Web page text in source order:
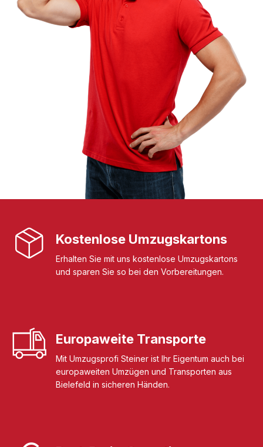
Kostenlose Umzugskartons
Erhalten Sie mit uns kostenlose Umzugskartons
und sparen Sie so bei den Vorbereitungen.
Europaweite Transporte
Mit Umzugsprofi Steiner ist Ihr Eigentum auch bei
europaweiten Umzügen und Transporten aus
Bielefeld in sicheren Händen.